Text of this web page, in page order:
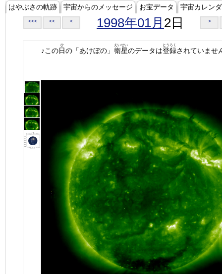
はやぶさの軌跡 宇宙からのメッセージ お宝データ 宇宙カレン
<<< << < 1998年01月 2日 >
♪この日
ひ
の「あけぼの」 衛星
えいせい
のデータは登録
とうろく
されていませ